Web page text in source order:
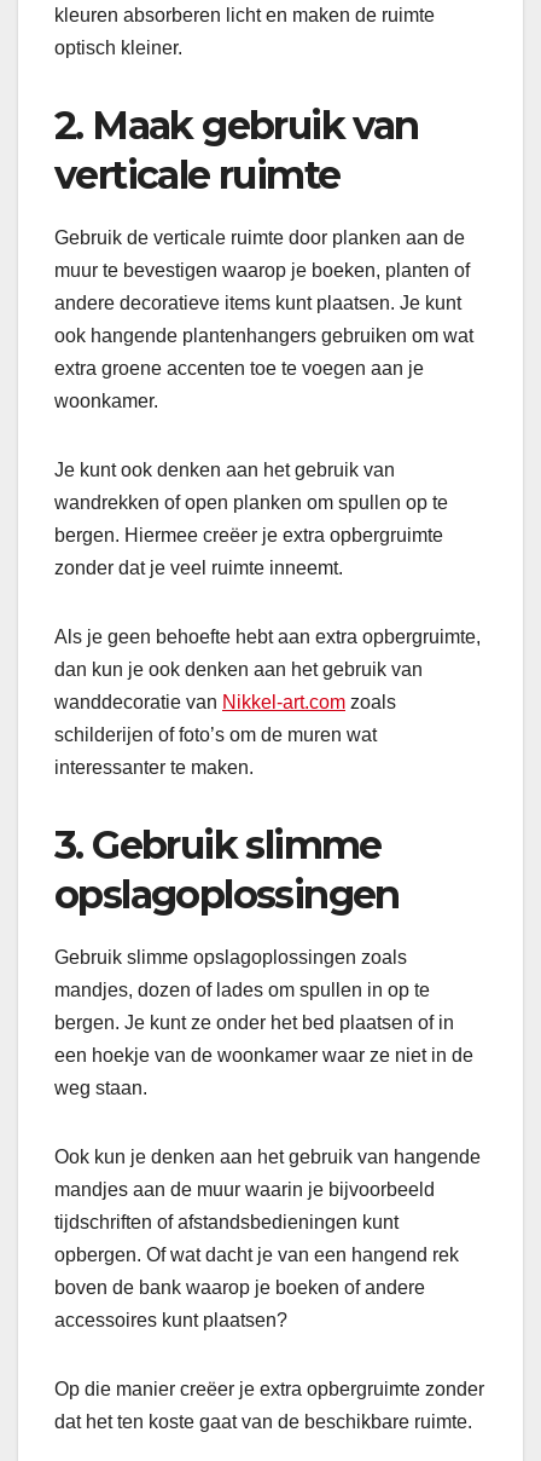
kleuren absorberen licht en maken de ruimte
optisch kleiner.
2. Maak gebruik van
verticale ruimte
Gebruik de verticale ruimte door planken aan de
muur te bevestigen waarop je boeken, planten of
andere decoratieve items kunt plaatsen. Je kunt
ook hangende plantenhangers gebruiken om wat
extra groene accenten toe te voegen aan je
woonkamer.
Je kunt ook denken aan het gebruik van
wandrekken of open planken om spullen op te
bergen. Hiermee creëer je extra opbergruimte
zonder dat je veel ruimte inneemt.
Als je geen behoefte hebt aan extra opbergruimte,
dan kun je ook denken aan het gebruik van
wanddecoratie van Nikkel-art.com zoals
schilderijen of foto’s om de muren wat
interessanter te maken.
3. Gebruik slimme
opslagoplossingen
Gebruik slimme opslagoplossingen zoals
mandjes, dozen of lades om spullen in op te
bergen. Je kunt ze onder het bed plaatsen of in
een hoekje van de woonkamer waar ze niet in de
weg staan.
Ook kun je denken aan het gebruik van hangende
mandjes aan de muur waarin je bijvoorbeeld
tijdschriften of afstandsbedieningen kunt
opbergen. Of wat dacht je van een hangend rek
boven de bank waarop je boeken of andere
accessoires kunt plaatsen?
Op die manier creëer je extra opbergruimte zonder
dat het ten koste gaat van de beschikbare ruimte.